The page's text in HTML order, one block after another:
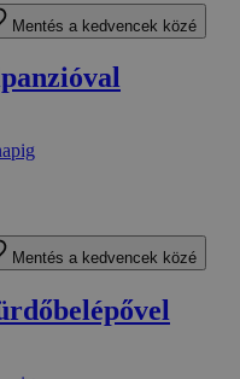
Mentés a kedvencek közé
Mentés a kedvencek közé